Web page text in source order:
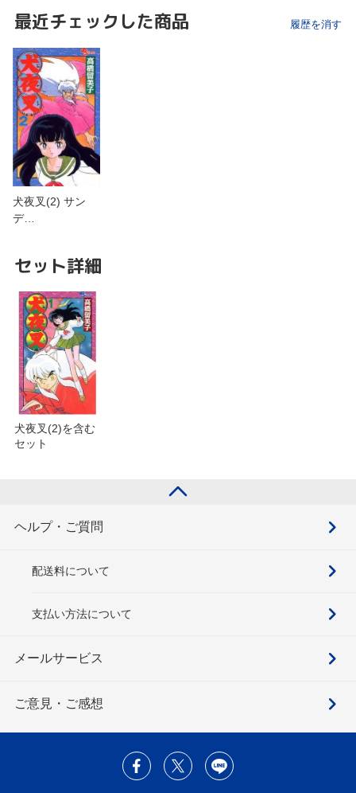
最近チェックした商品 履歴を消す
犬夜叉(2) サン
デ…
セット詳細
犬夜叉(2)を含む
セット
ヘルプ・ご質問
配送料について
支払い方法について
メールサービス
ご意見・ご感想